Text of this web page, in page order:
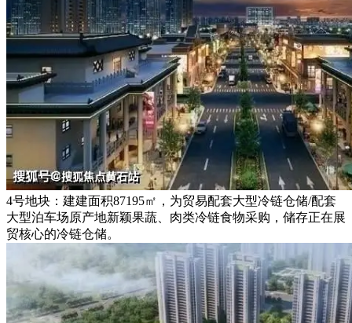
4号地块：建建面积87195㎡，为贸易配套大型冷链仓储/配套
大型泊车场原产地新颖果蔬、肉类冷链食物采购，储存正在展
贸核心的冷链仓储。